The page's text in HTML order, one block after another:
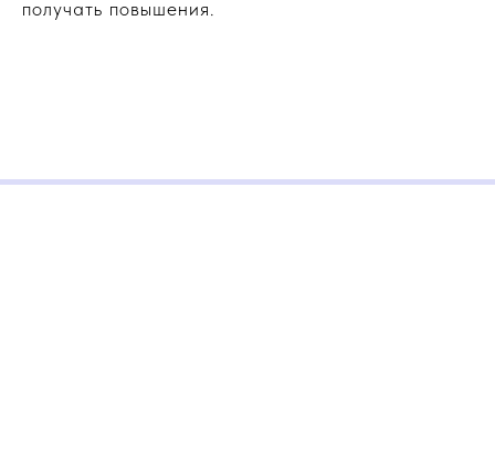
получать повышения.